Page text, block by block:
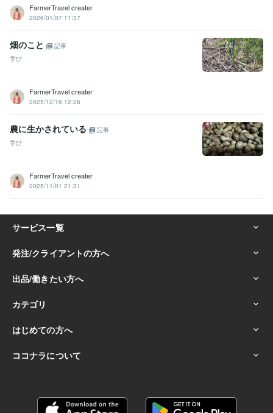
FarmerTravel creater
2026/01/07 11:37
畑のこと
記事
学び
FarmerTravel creater
2025/12/16 12:26
農に生かされている
記事
学び
FarmerTravel creater
2025/11/01 21:31